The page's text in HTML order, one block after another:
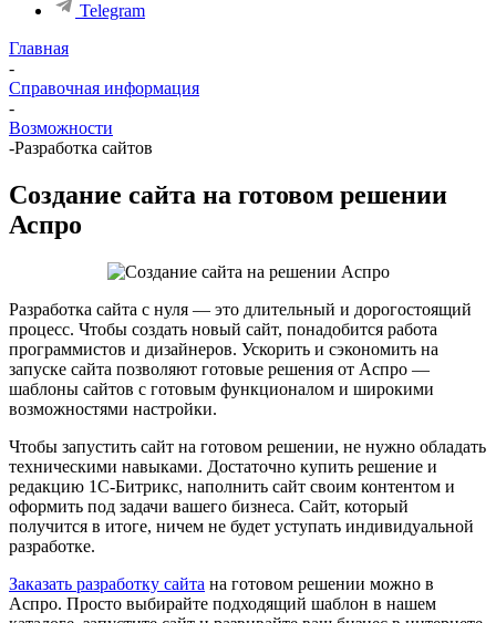
Telegram
Главная
-
Справочная информация
-
Возможности
-Разработка сайтов
Создание сайта на готовом решении
Аспро
Разработка сайта с нуля — это длительный и дорогостоящий
процесс. Чтобы создать новый сайт, понадобится работа
программистов и дизайнеров. Ускорить и сэкономить на
запуске сайта позволяют готовые решения от Аспро —
шаблоны сайтов с готовым функционалом и широкими
возможностями настройки.
Чтобы запустить сайт на готовом решении, не нужно обладать
техническими навыками. Достаточно купить решение и
редакцию 1С-Битрикс, наполнить сайт своим контентом и
оформить под задачи вашего бизнеса. Сайт, который
получится в итоге, ничем не будет уступать индивидуальной
разработке.
Заказать разработку сайта на готовом решении можно в
Аспро. Просто выбирайте подходящий шаблон в нашем